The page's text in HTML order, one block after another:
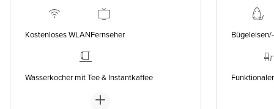
Kostenloses WLANFernseher
Wasserkocher mit Tee & Instantkaffee